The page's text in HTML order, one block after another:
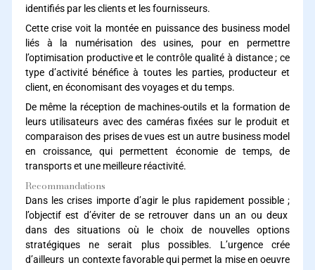
identifiés par les clients et les fournisseurs.
Cette crise voit la montée en puissance des business model
liés à la numérisation des usines, pour en permettre
l’optimisation productive et le contrôle qualité à distance ; ce
type d’activité bénéfice à toutes les parties, producteur et
client, en économisant des voyages et du temps.
De même la réception de machines-outils et la formation de
leurs utilisateurs avec des caméras fixées sur le produit et
comparaison des prises de vues est un autre business model
en croissance, qui permettent économie de temps, de
transports et une meilleure réactivité.
Recommandations
Dans les crises importe d’agir le plus rapidement possible ;
l’objectif est d’éviter de se retrouver dans un an ou deux
dans des situations où le choix de nouvelles options
stratégiques ne serait plus possibles. L’urgence crée
d’ailleurs un contexte favorable qui permet la mise en oeuvre